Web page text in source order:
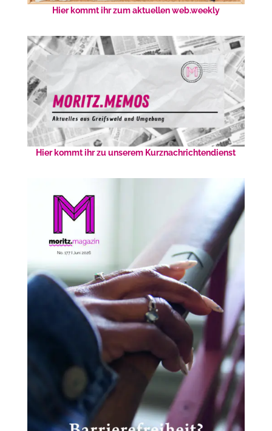
Hier kommt ihr zum aktuellen web.weekly
Hier kommt ihr zu unserem Kurznachrichtendienst